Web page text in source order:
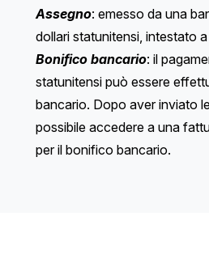
Assegno: emesso da una
dollari statunitensi, intestato
Bonifico bancario: il
statunitensi può essere
bancario. Dopo aver inviato
possibile accedere a una
per il bonifico bancario.